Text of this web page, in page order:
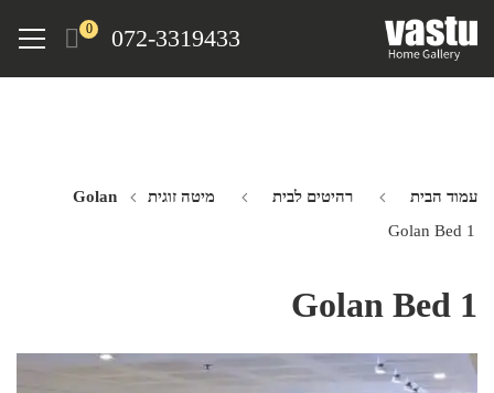
072-3319433
0
Menu
עמוד הבית רהיטים לבית
מיטה זוגית Golan
Golan Bed 1
Golan Bed 1